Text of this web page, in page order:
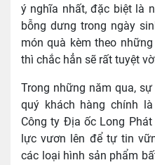
ý nghĩa nhất, đặc biệt là
bỗng dưng trong ngày
món quà kèm theo
thì chắc hẳn sẽ rất tuyệt
Trong những năm qua,
quý khách hàng chính
Công ty Địa ốc Long
lực vươn lên để tự tin
các loại hình sản phẩm